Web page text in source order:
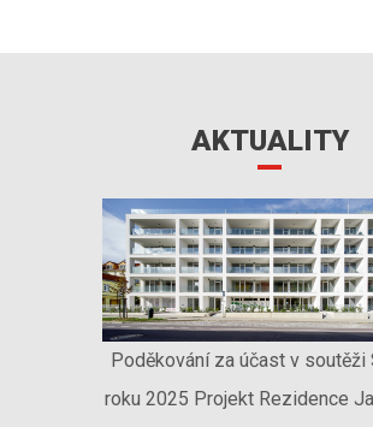
AKTUALITY
Poděkování za účast v soutěži
roku 2025 Projekt Rezidence